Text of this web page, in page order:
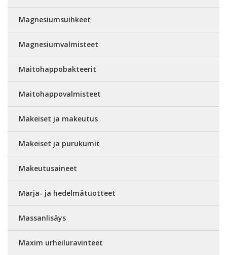
Magnesiumsuihkeet
Magnesiumvalmisteet
Maitohappobakteerit
Maitohappovalmisteet
Makeiset ja makeutus
Makeiset ja purukumit
Makeutusaineet
Marja- ja hedelmätuotteet
Massanlisäys
Maxim urheiluravinteet